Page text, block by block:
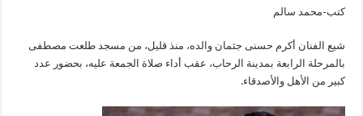
اكرم
مغلقة
كتب-محمد سالم
شيع الفنان أكرم حسنى جثمان والده، منذ قليل، من مسجد طلعت مصطفى
بالمرحلة الرابعة بمدينة الرحاب، عقب أداء صلاة الجمعة عليه، بحضور عدد
كبير من الأهل والأصدقاء.